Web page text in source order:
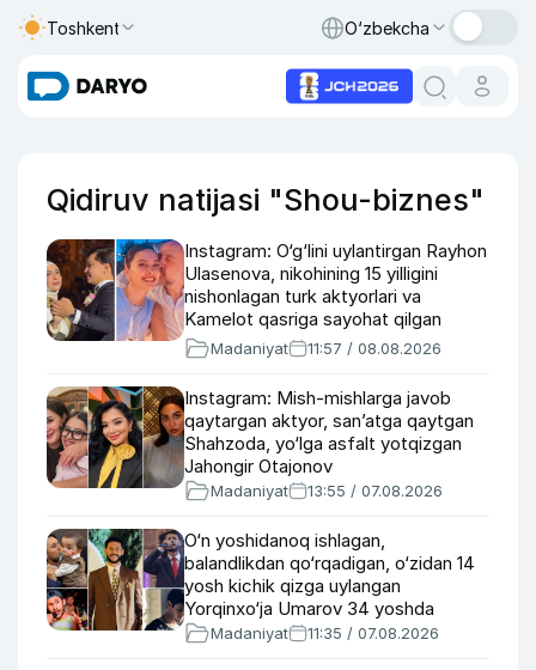
Toshkent O‘zbekcha
Qidiruv natijasi "Shou-biznes"
Instagram: O‘g‘lini uylantirgan Rayhon
Ulasenova, nikohining 15 yilligini
nishonlagan turk aktyorlari va
Kamelot qasriga sayohat qilgan
Zebo Rahimova
Madaniyat 11:57 / 08.08.2026
Instagram: Mish-mishlarga javob
qaytargan aktyor, san’atga qaytgan
Shahzoda, yo‘lga asfalt yotqizgan
Jahongir Otajonov
Madaniyat 13:55 / 07.08.2026
O‘n yoshidanoq ishlagan,
balandlikdan qo‘rqadigan, o‘zidan 14
yosh kichik qizga uylangan
Yorqinxo‘ja Umarov 34 yoshda
Madaniyat 11:35 / 07.08.2026